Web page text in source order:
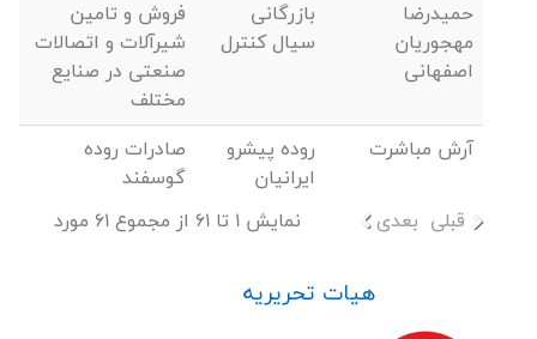
حمیدرضا
مهجوریان
اصفهانی
بازرگانی
سیال کنترل
فروش و تامین
شیرآلات و اتصالات
صنعتی در صنایع
مختلف
آرش مباشرت
روده پیشرو
ایرانیان
صادرات روده
گوسفند
نمایش 1 تا 61 از مجموع 61 مورد
قبلی بعدی
هیات تحریریه